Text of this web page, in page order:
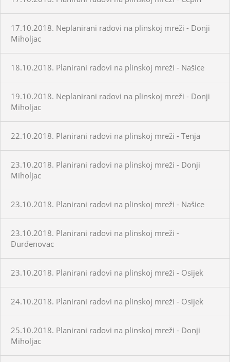
17.10.2018. Neplanirani radovi na plinskoj mreži - Donji
Miholjac
18.10.2018. Planirani radovi na plinskoj mreži - Našice
19.10.2018. Neplanirani radovi na plinskoj mreži - Donji
Miholjac
22.10.2018. Planirani radovi na plinskoj mreži - Tenja
23.10.2018. Planirani radovi na plinskoj mreži - Donji
Miholjac
23.10.2018. Planirani radovi na plinskoj mreži - Našice
23.10.2018. Planirani radovi na plinskoj mreži -
Đurđenovac
23.10.2018. Planirani radovi na plinskoj mreži - Osijek
24.10.2018. Planirani radovi na plinskoj mreži - Osijek
25.10.2018. Planirani radovi na plinskoj mreži - Donji
Miholjac